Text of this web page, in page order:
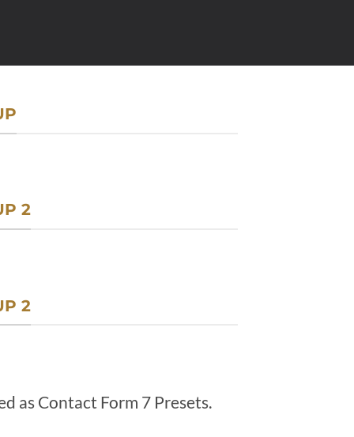
2
2
as Contact Form 7 Presets.